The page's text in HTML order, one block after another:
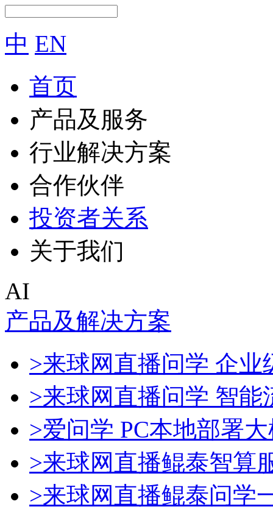
中 EN
首页
产品及服务
行业解决方案
合作伙伴
投资者关系
关于我们
AI
产品及解决方案
>来球网直播问学 企业
>来球网直播问学 智能
>爱问学 PC本地部署
>来球网直播鲲泰智算
>来球网直播鲲泰问学